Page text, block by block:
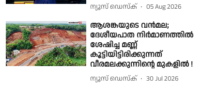
ന്യൂസ് ഡെസ്ക് 05 Aug 2026
ആശങ്കയുടെ വന്‍മല;
ദേശീയപാത നിര്‍മാണത്തില്‍
ശേഷിച്ച മണ്ണ്
കൂട്ടിയിട്ടിരിക്കുന്നത്
വീരമലക്കുന്നിന്റെ മുകളിൽ !
ന്യൂസ് ഡെസ്ക് 30 Jul 2026